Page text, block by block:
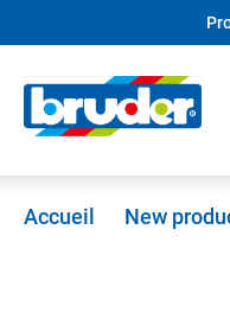
Passer à la
Accueil New